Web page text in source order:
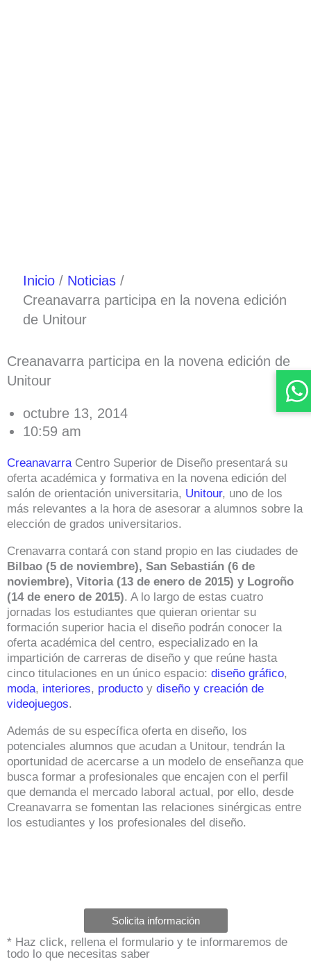
Inicio
Noticias
Creanavarra participa en la novena edición
de Unitour
Creanavarra participa en la novena edición de
Unitour
octubre 13, 2014
10:59 am
CreanavarraCentro Superior de Diseño presentará su
oferta académica y formativa en la novena edición del
salón de orientación universitaria, Unitour, uno de los
más relevantes a la hora de asesorar a alumnos sobre la
elección de grados universitarios.
Crenavarra contará con stand propio en las ciudades de
Bilbao (5 de noviembre), San Sebastián (6 de
noviembre), Vitoria (13 de enero de 2015) y Logroño
(14 de enero de 2015). A lo largo de estas cuatro
jornadas los estudiantes que quieran orientar su
formación superior hacia el diseño podrán conocer la
oferta académica del centro, especializado en la
impartición de carreras de diseño y que reúne hasta
cinco titulaciones en un único espacio: diseño gráfico,
moda, interiores, producto y diseño y creación de
videojuegos.
Además de su específica oferta en diseño, los
potenciales alumnos que acudan a Unitour, tendrán la
oportunidad de acercarse a un modelo de enseñanza que
busca formar a profesionales que encajen con el perfil
que demanda el mercado laboral actual, por ello, desde
Creanavarra se fomentan las relaciones sinérgicas entre
los estudiantes y los profesionales del diseño.
Solicita información
* Haz click, rellena el formulario y te informaremos de
todo lo que necesitas saber